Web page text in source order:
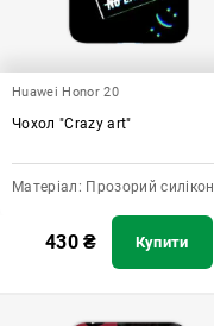
Huawei Honor 20
Чохол "Crazy art"
Матеріал: Прозорий силікон
430₴ Купити